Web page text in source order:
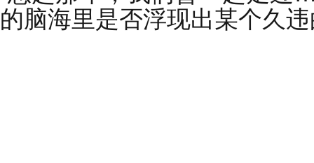
的脑海里是否浮现出某个久